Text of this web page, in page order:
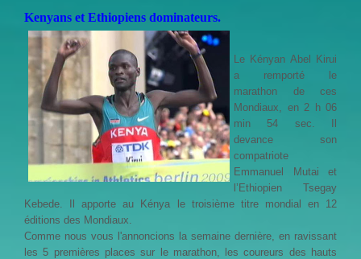
Kenyans et Ethiopiens dominateurs.
Le Kényan Abel Kirui
a remporté le
marathon de ces
Mondiaux, en 2 h 06
min 54 sec. Il
devance son
compatriote
Emmanuel Mutai et
l’Ethiopien Tsegay
Kebede. Il apporte au Kénya le troisième titre mondial en 12
éditions des Mondiaux.
Comme nous vous l'annoncions la semaine dernière, en ravissant
les 5 premières places sur le marathon, les coureurs des hauts